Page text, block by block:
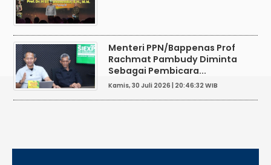
Menteri PPN/Bappenas Prof
Rachmat Pambudy Diminta
Sebagai Pembicara...
Kamis, 30 Juli 2026 | 20:46:32 WIB